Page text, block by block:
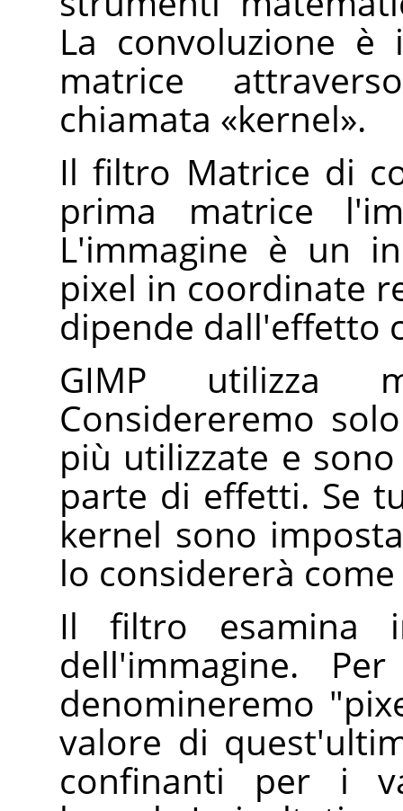
La convoluzione
matrice
chiamata «kernel».
Il filtro Matrice di
prima matrice
L'immagine è un
pixel in coordinate
dipende dall'effetto
GIMP utilizza
Considereremo
più utilizzate e
parte di effetti. Se
kernel sono
lo considererà
Il filtro esamina
dell'immagine.
denomineremo
valore di
confinanti per i